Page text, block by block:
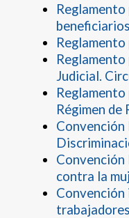
Judicial.
Régimen de
Convención
Convención
contra la